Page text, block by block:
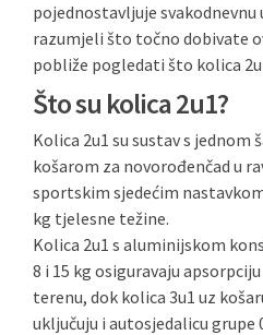
pojednostavljuje
razumjeli što točno dobivate
pobliže pogledati što kolica
Što su kolica 2u1?
Kolica 2u1 su sustav s jednom
košarom za novorođenčad u
sportskim sjedećim
kg tjelesne težine.
Kolica 2u1 s aluminijskom
8 i 15 kg osiguravaju
terenu, dok kolica 3u1 uz
uključuju i autosjedalicu grupe